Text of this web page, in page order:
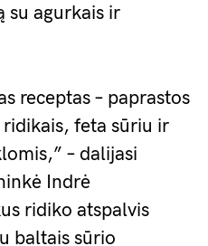
su agurkais ir
receptas – paprastos
feta sūriu ir
– dalijasi
Indrė
ridiko atspalvis
baltais sūrio